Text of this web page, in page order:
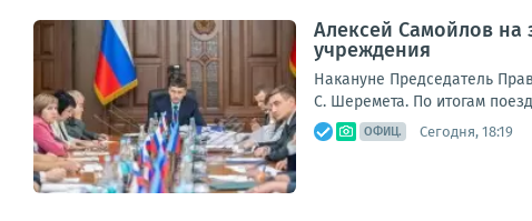
Алексей Самойлов на
учреждения
Накануне Председатель
С. Шеремета. По итогам
ОФИЦ. Сегодня, 18:19